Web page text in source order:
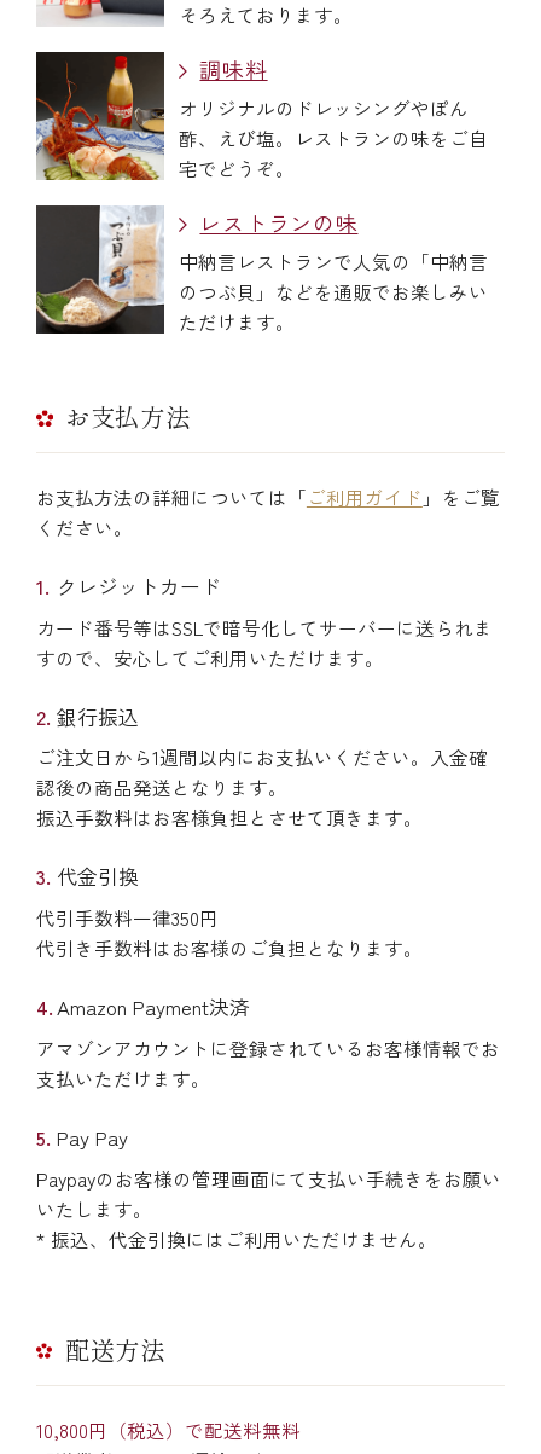
そろえております。
調味料
オリジナルのドレッシングやぽん
酢、えび塩。レストランの味をご自
宅でどうぞ。
レストランの味
中納言レストランで人気の「中納言
のつぶ貝」などを通販でお楽しみい
ただけます。
お支払方法
お支払方法の詳細については「ご利用ガイド 」をご覧
ください。
クレジットカード
カード番号等はSSLで暗号化してサーバーに送られま
すので、安心してご利用いただけます。
銀行振込
ご注文日から1週間以内にお支払いください。入金確
認後の商品発送となります。
振込手数料はお客様負担とさせて頂きます。
代金引換
代引手数料一律350円
代引き手数料はお客様のご負担となります。
Amazon Payment決済
アマゾンアカウントに登録されているお客様情報でお
支払いただけます。
Pay Pay
Paypayのお客様の管理画面にて支払い手続きをお願い
いたします。
* 振込、代金引換にはご利用いただけません。
配送方法
10,800円（税込）で配送料無料